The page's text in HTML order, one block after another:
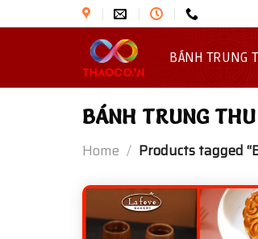
to
BÁNH TRUNG
BÁNH TRUNG
Home / Products tagged